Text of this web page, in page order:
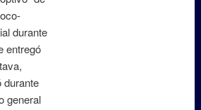
durante
entregó
durante
general